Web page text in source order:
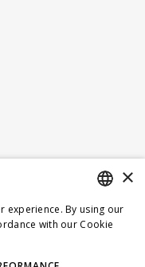
GERMAN
×
experience. By using our
with our Cookie